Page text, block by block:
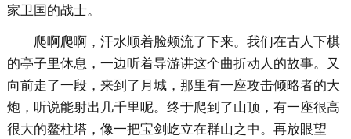
家卫国的战士。
爬啊爬啊，汗水顺着脸颊流了下来。我们在古人下棋
的亭子里休息，一边听着导游讲这个曲折动人的故事。又
向前走了一段，来到了月城，那里有一座攻击倾略者的大
炮，听说能射出几千里呢。终于爬到了山顶，有一座很高
很大的鳌柱塔，像一把宝剑屹立在群山之中。再放眼望